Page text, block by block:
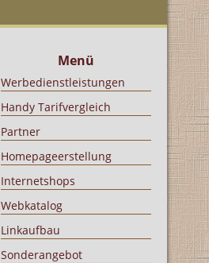
Menü
Werbedienstleistungen
Handy Tarifvergleich
Partner
Homepageerstellung
Internetshops
Webkatalog
Linkaufbau
Sonderangebot